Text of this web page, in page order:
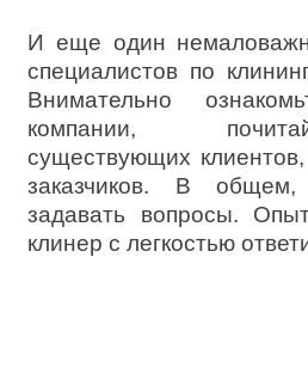
И еще один
специалистов по
Внимательно
компании,
существующих
заказчиков. В общем,
задавать вопросы.
клинер с легкостью